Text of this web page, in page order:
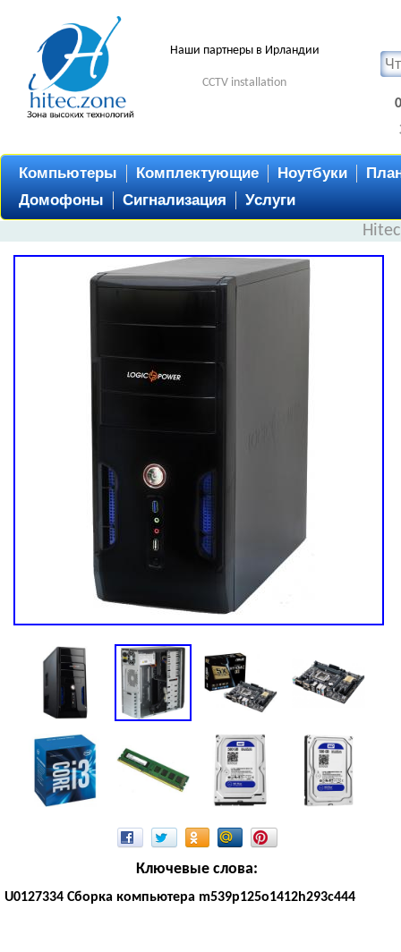
Наши партнеры в Ирландии
CCTV installation
Компьютеры Комплектующие Ноутбуки
Домофоны
Сигнализация Услуги
Ключевые слова:
U0127334 Сборка компьютера m539p125o1412h293c444